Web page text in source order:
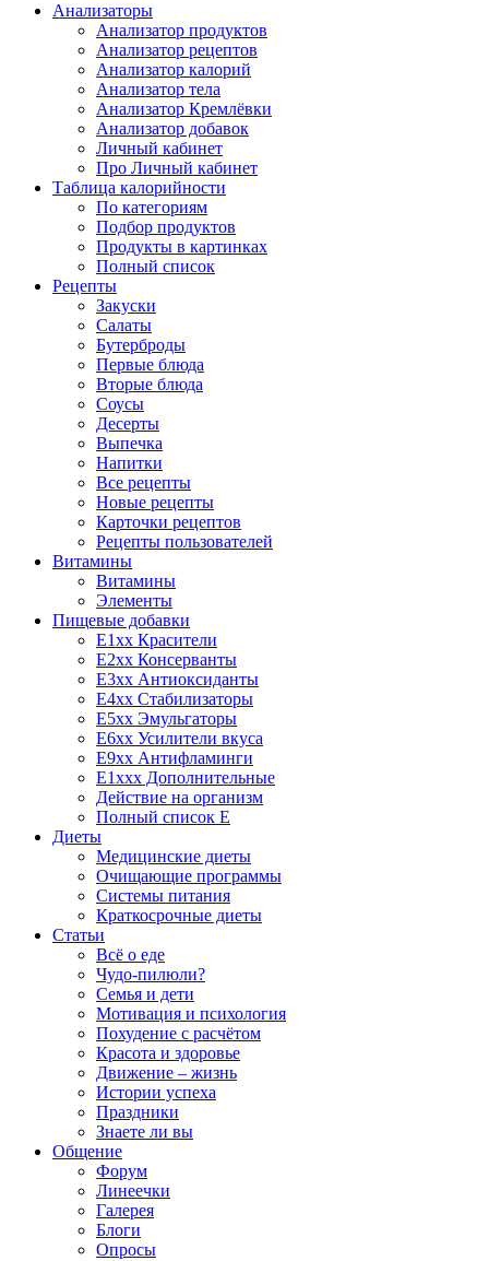
Анализаторы
Анализатор продуктов
Анализатор рецептов
Анализатор калорий
Анализатор тела
Анализатор Кремлёвки
Анализатор добавок
Личный кабинет
Про Личный кабинет
Таблица калорийности
По категориям
Подбор продуктов
Продукты в картинках
Полный список
Рецепты
Закуски
Салаты
Бутерброды
Первые блюда
Вторые блюда
Соусы
Десерты
Выпечка
Напитки
Все рецепты
Новые рецепты
Карточки рецептов
Рецепты пользователей
Витамины
Витамины
Элементы
Пищевые добавки
E1xx Красители
E2xx Консерванты
E3xx Антиоксиданты
E4xx Стабилизаторы
E5xx Эмульгаторы
E6xx Усилители вкуса
E9xx Антифламинги
E1xxx Дополнительные
Действие на организм
Полный список E
Диеты
Медицинские диеты
Очищающие программы
Системы питания
Краткосрочные диеты
Статьи
Всё о еде
Чудо-пилюли?
Семья и дети
Мотивация и психология
Похудение с расчётом
Красота и здоровье
Движение – жизнь
Истории успеха
Праздники
Знаете ли вы
Общение
Форум
Линеечки
Галерея
Блоги
Опросы